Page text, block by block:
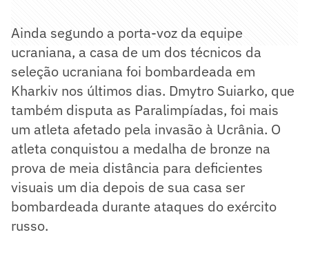
Ainda segundo a porta-voz da equipe
ucraniana, a casa de um dos técnicos da
seleção ucraniana foi bombardeada em
Kharkiv nos últimos dias. Dmytro Suiarko, que
também disputa as Paralimpíadas, foi mais
um atleta afetado pela invasão à Ucrânia. O
atleta conquistou a medalha de bronze na
prova de meia distância para deficientes
visuais um dia depois de sua casa ser
bombardeada durante ataques do exército
russo.